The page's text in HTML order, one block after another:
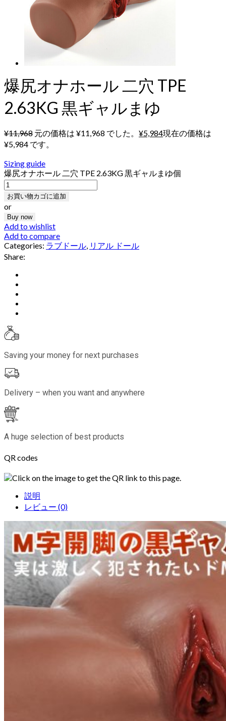
爆尻オナホール 二穴 TPE
2.63KG 黒ギャルまゆ
¥11,968 元の価格は ¥11,968 でした。 ¥5,984現在の価格は
¥5,984 です。
Sizing guide
爆尻オナホール 二穴 TPE 2.63KG 黒ギャルまゆ個
お買い物カゴに追加
or
Buy now
Add to wishlist
Add to compare
Categories: ラブドール, リアル ドール
Share:
Saving your money for next purchases
Delivery – when you want and anywhere
A huge selection of best products
QR codes
Click on the image to get the QR link to this page.
説明
レビュー (0)